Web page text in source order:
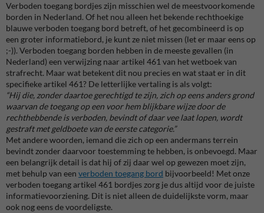
Verboden toegang bordjes zijn misschien wel de meestvoorkomende
borden in Nederland. Of het nou alleen het bekende rechthoekige
blauwe verboden toegang bord betreft, of het gecombineerd is op
een groter informatiebord, je kunt ze niet missen (let er maar eens op
;-)). Verboden toegang borden hebben in de meeste gevallen (in
Nederland) een verwijzing naar artikel 461 van het wetboek van
strafrecht. Maar wat betekent dit nou precies en wat staat er in dit
specifieke artikel 461? De letterlijke vertaling is als volgt:
“Hij die, zonder daartoe gerechtigd te zijn, zich op eens anders grond
waarvan de toegang op een voor hem blijkbare wijze door de
rechthebbende is verboden, bevindt of daar vee laat lopen, wordt
gestraft met geldboete van de eerste categorie.”
Met andere woorden, iemand die zich op een andermans terrein
bevindt zonder daarvoor toestemming te hebben, is onbevoegd. Maar
een belangrijk detail is dat hij of zij daar wel op gewezen moet zijn,
met behulp van een verboden toegang bord bijvoorbeeld! Met onze
verboden toegang artikel 461 bordjes zorg je dus altijd voor de juiste
informatievoorziening. Dit is niet alleen de duidelijkste vorm, maar
ook nog eens de voordeligste.